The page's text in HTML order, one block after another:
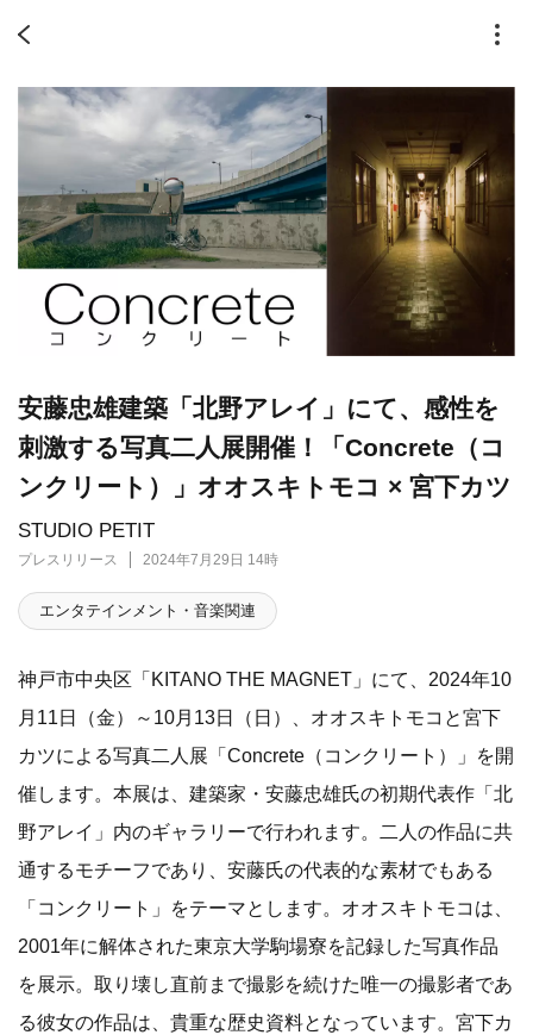
STUDIO PETIT
プレスリリース 2024年7月29日 14時
安藤忠雄建築「北野アレイ」にて、感性を
刺激する写真二人展開催！「Concrete（コ
ンクリート）」オオスキトモコ × 宮下カツ
エンタテインメント・音楽関連
神戸市中央区「KITANO THE MAGNET」にて、2024年10
月11日（金）～10月13日（日）、オオスキトモコと宮下
カツによる写真二人展「Concrete（コンクリート）」を開
催します。本展は、建築家・安藤忠雄氏の初期代表作「北
野アレイ」内のギャラリーで行われます。二人の作品に共
通するモチーフであり、安藤氏の代表的な素材でもある
「コンクリート」をテーマとします。オオスキトモコは、
2001年に解体された東京大学駒場寮を記録した写真作品
を展示。取り壊し直前まで撮影を続けた唯一の撮影者であ
る彼女の作品は、貴重な歴史資料となっています。宮下カ